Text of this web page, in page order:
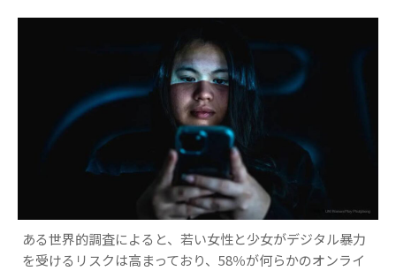
ある世界的調査によると、若い女性と少女がデジタル暴力
を受けるリスクは高まっており、58％が何らかのオンライ